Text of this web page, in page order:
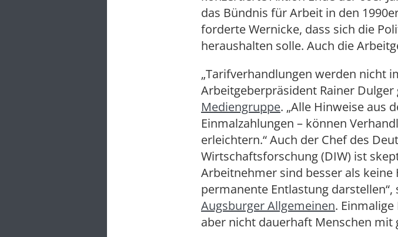
das Bündnis für Arbeit in den
forderte Wernicke, dass sich die
heraushalten solle. Auch die
„Tarifverhandlungen werden nicht
Arbeitgeberpräsident Rainer Dulger
Mediengruppe. „Alle Hinweise aus
Einmalzahlungen – können
erleichtern.“ Auch der Chef des
Wirtschaftsforschung (DIW) ist
Arbeitnehmer sind besser als
permanente Entlastung
Augsburger Allgemeinen.
aber nicht dauerhaft Menschen